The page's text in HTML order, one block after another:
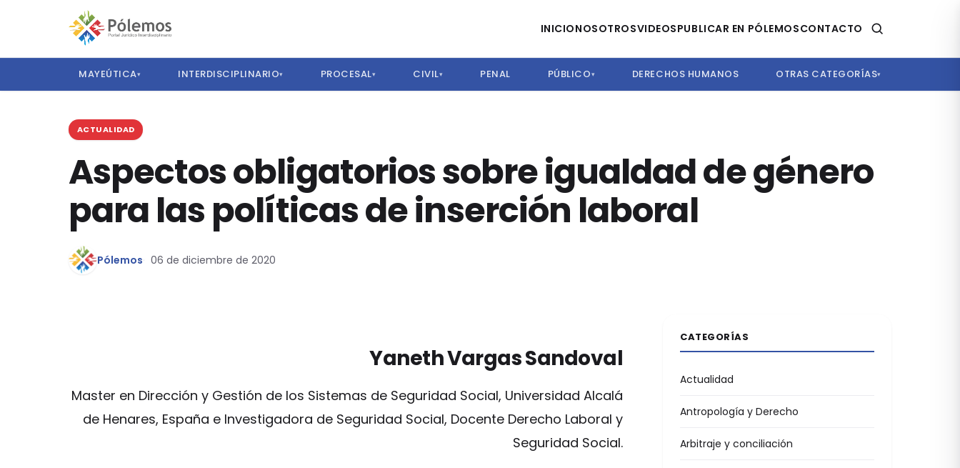
INICIONOSOTROSVIDEOSPUBLICAR EN PÓLEMOSCONTACTO
MAYEÚTICA▾ INTERDISCIPLINARIO▾ PROCESAL▾ CIVIL▾ PENAL PÚBLICO▾ DERECHOS HUMANOS OTRAS CATEGORÍAS▾
ACTUALIDAD
Aspectos obligatorios sobre igualdad de género
para las políticas de inserción laboral
Pólemos 06 de diciembre de 2020
Yaneth Vargas Sandoval
Master en Dirección y Gestión de los Sistemas de Seguridad Social, Universidad Alcalá
de Henares, España e Investigadora de Seguridad Social, Docente Derecho Laboral y
Seguridad Social.
CATEGORÍAS
Actualidad
Antropología y Derecho
Arbitraje y conciliación